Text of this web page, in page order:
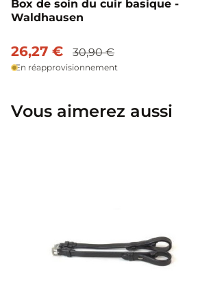
Box de soin du cuir basique -
Waldhausen
26,27 € 30,90 €
En réapprovisionnement
Vous aimerez aussi